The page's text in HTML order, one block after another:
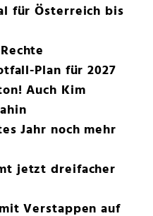
für Österreich bis
Plan für 2027
Auch Kim
Jahr noch mehr
jetzt dreifacher
Verstappen auf